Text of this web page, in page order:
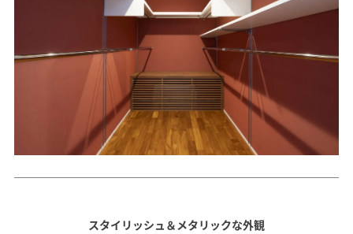
スタイリッシュ＆メタリックな外観